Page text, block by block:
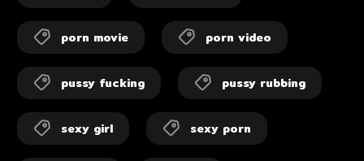
porn movie porn video
pussy fucking pussy rubbing
sexy girl sexy porn